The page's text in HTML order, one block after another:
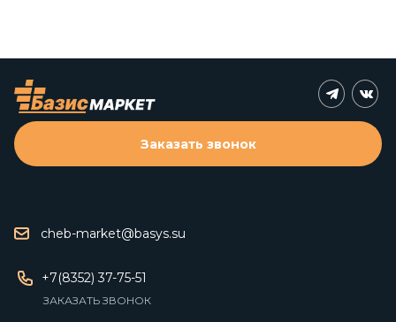
cheb-market@basys.su
+7(8352) 37-75-51
ЗАКАЗАТЬ ЗВОНОК
Заказать звонок